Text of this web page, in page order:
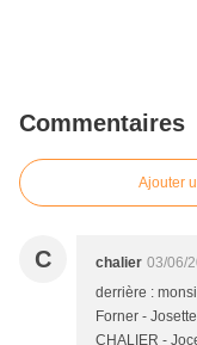
Commentaires
Ajouter
C chalier 03/06/
derrière :
Forner -
CHALIER -